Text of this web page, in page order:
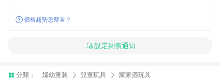
價格趨勢怎麼看？
設定到價通知
分類： 婦幼童裝 兒童玩具 家家酒玩具